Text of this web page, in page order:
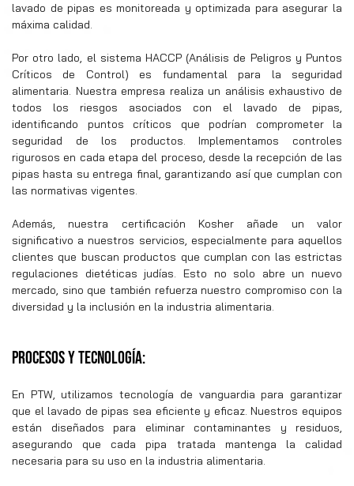
lavado de pipas es monitoreada y optimizada para asegurar la
máxima calidad.
Por otro lado, el sistema HACCP (Análisis de Peligros y Puntos
Críticos de Control) es fundamental para la seguridad
alimentaria. Nuestra empresa realiza un análisis exhaustivo de
todos los riesgos asociados con el lavado de pipas,
identificando puntos críticos que podrían comprometer la
seguridad de los productos. Implementamos controles
rigurosos en cada etapa del proceso, desde la recepción de las
pipas hasta su entrega final, garantizando así que cumplan con
las normativas vigentes.
Además, nuestra certificación Kosher añade un valor
significativo a nuestros servicios, especialmente para aquellos
clientes que buscan productos que cumplan con las estrictas
regulaciones dietéticas judías. Esto no solo abre un nuevo
mercado, sino que también refuerza nuestro compromiso con la
diversidad y la inclusión en la industria alimentaria.
PROCESOS Y TECNOLOGÍA:
En PTW, utilizamos tecnología de vanguardia para garantizar
que el lavado de pipas sea eficiente y eficaz. Nuestros equipos
están diseñados para eliminar contaminantes y residuos,
asegurando que cada pipa tratada mantenga la calidad
necesaria para su uso en la industria alimentaria.